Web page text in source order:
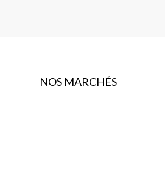
NOS MARCHÉS